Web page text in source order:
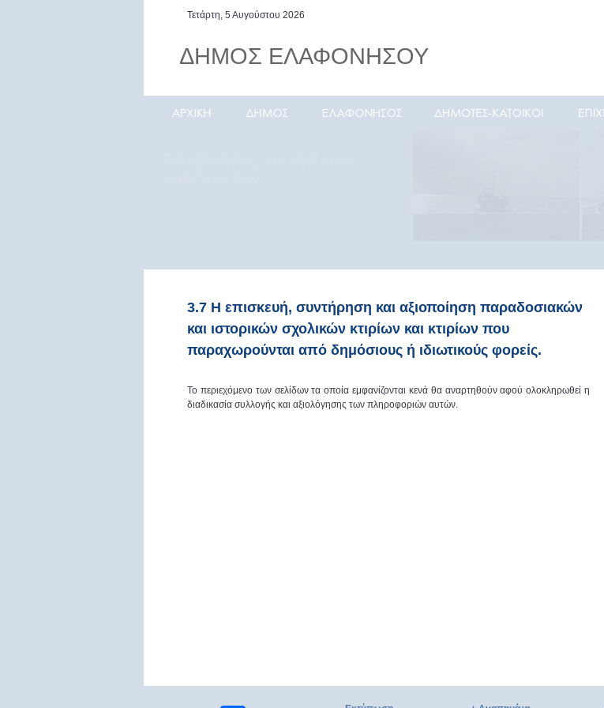
Τετάρτη, 5 Αυγούστου 2026
ΔΗΜΟΣ ΕΛΑΦΟΝΗΣΟΥ
3.7 Η επισκευή, συντήρηση και αξιοποίηση παραδοσιακών
και ιστορικών σχολικών κτιρίων και κτιρίων που
παραχωρούνται από δημόσιους ή ιδιωτικούς φορείς.
Το περιεχόμενο των σελίδων τα οποία εμφανίζονται κενά θα αναρτηθούν αφού ολοκληρωθεί η
διαδικασία συλλογής και αξιολόγησης των πληροφοριών αυτών.